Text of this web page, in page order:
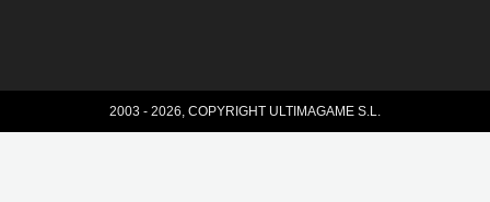
2003 - 2026, COPYRIGHT ULTIMAGAME S.L.